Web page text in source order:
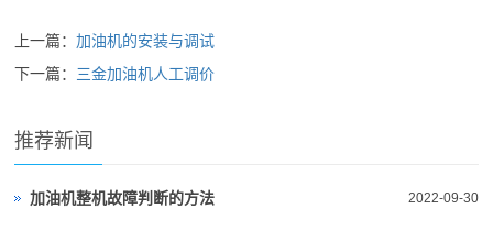
上一篇：加油机的安装与调试
下一篇： 三金加油机人工调价
推荐新闻
2022-09-30
加油机整机故障判断的方法